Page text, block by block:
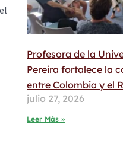
Profesora de la
Pereira fortalece la
entre Colombia y el
julio 27, 2026
Leer Más »